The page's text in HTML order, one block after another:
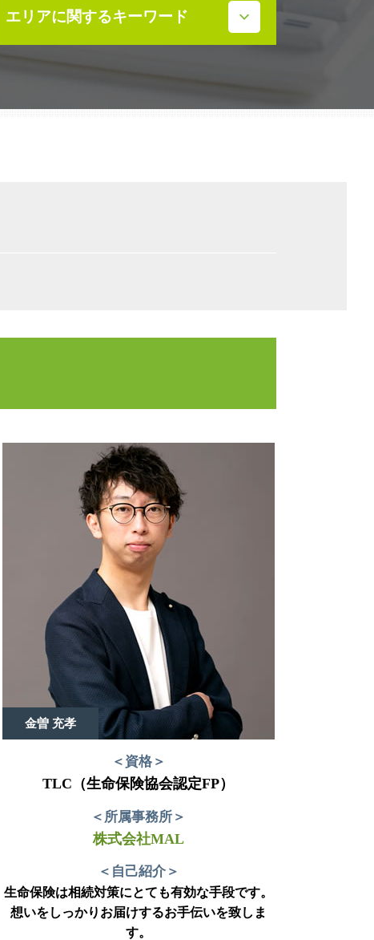
エリアに関するキーワード
相続発生 石川県
金曽 充孝
＜資格＞
TLC（生命保険協会認定FP）
＜所属事務所＞
株式会社MAL
＜自己紹介＞
生命保険は相続対策にとても有効な手段です。
想いをしっかりお届けするお手伝いを致しま
す。